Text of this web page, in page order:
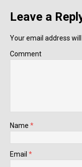
Leave a
Your email address
Comment
Name *
Email *